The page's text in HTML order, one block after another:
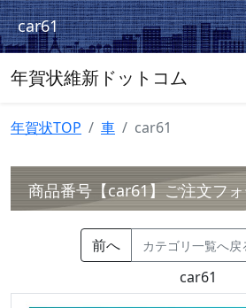
car61
年賀状維新ドットコム
年賀状TOP 車 car61
商品番号【car61】ご注文フ
前へ カテゴリ一覧へ戻
car61